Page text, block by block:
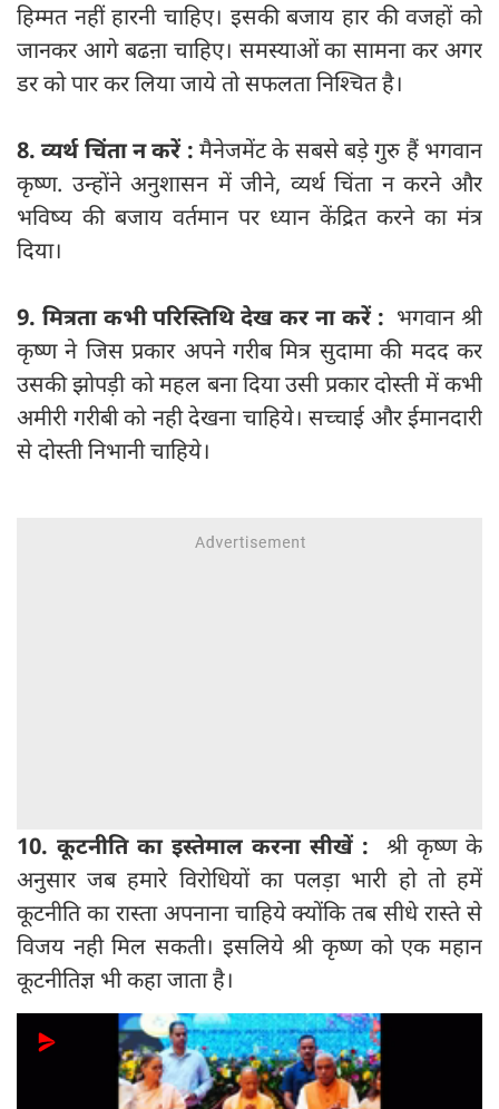
हिम्मत नहीं हारनी चाहिए। इसकी बजाय हार की वजहों को
जानकर आगे बढऩा चाहिए। समस्याओं का सामना कर अगर
डर को पार कर लिया जाये तो सफलता निश्चित है।
8.व्यर्थ चिंतानकरें :मैनेजमेंट के सबसे बड़े गुरु हैं भगवान
कृष्ण. उन्होंने अनुशासन में जीने, व्यर्थ चिंता न करने और
भविष्य की बजाय वर्तमान पर ध्यान केंद्रित करने का मंत्र
दिया।
9. मित्रता कभी परिस्तिथि देख कर ना करें : भगवान श्री
कृष्ण ने जिस प्रकार अपने गरीब मित्र सुदामा की मदद कर
उसकी झोपड़ी को महल बना दिया उसी प्रकार दोस्ती में कभी
अमीरी गरीबी को नही देखना चाहिये। सच्चाई और ईमानदारी
से दोस्ती निभानी चाहिये।
10. कूटनीति का इस्तेमाल करना सीखें :
श्री कृष्ण के
अनुसार जब हमारे विरोधियों का पलड़ा भारी हो तो हमें
कूटनीति का रास्ता अपनाना चाहिये क्योंकि तब सीधे रास्ते से
विजय नही मिल सकती। इसलिये श्री कृष्ण को एक महान
कूटनीतिज्ञ भी कहा जाता है।